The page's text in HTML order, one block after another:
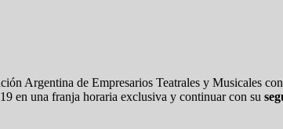
Argentina de Empresarios Teatrales y Musicales
en una franja horaria exclusiva y continuar con su